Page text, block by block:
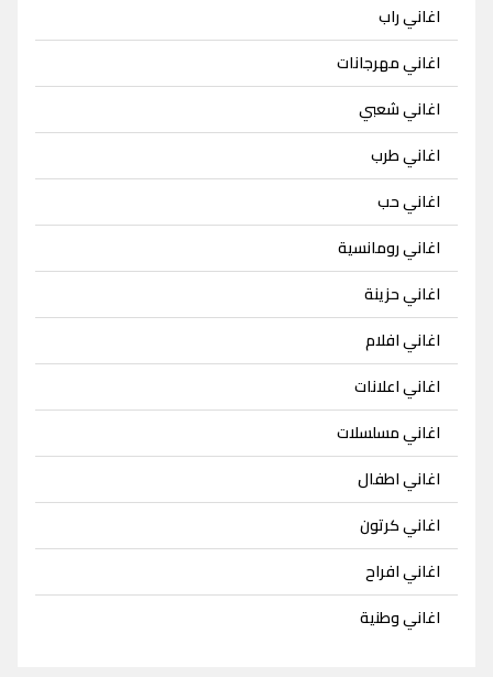
اغاني راب
اغاني مهرجانات
اغاني شعبي
اغاني طرب
اغاني حب
اغاني رومانسية
اغاني حزينة
اغاني افلام
اغاني اعلانات
اغاني مسلسلات
اغاني اطفال
اغاني كرتون
اغاني افراح
اغاني وطنية